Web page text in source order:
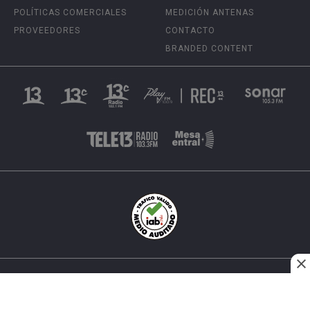
POLÍTICAS COMERCIALES
PROVEEDORES
MEDICIÓN ANTENAS
CONTACTO
BRANDED CONTENT